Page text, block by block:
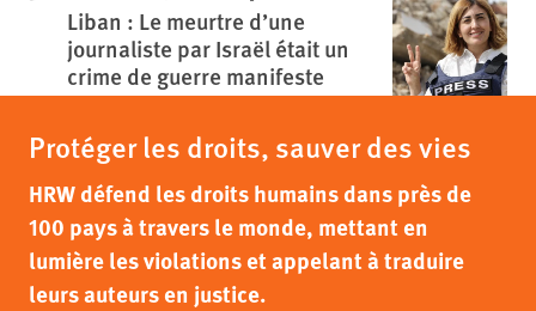
Liban : Le meurtre d’une
journaliste par Israël était un
crime de guerre manifeste
Protéger les droits, sauver des vies
HRW défend les droits humains dans près de
100 pays à travers le monde, mettant en
lumière les violations et appelant à traduire
leurs auteurs en justice.